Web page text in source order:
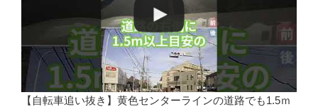
【自転車追い抜き】黄色センターラインの道路でも1.5ｍ